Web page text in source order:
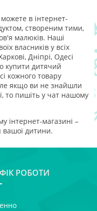
в інтернет-
створеним тими,
малюків. Наші
власників у всіх
Дніпрі, Одесі
купити дитячий
кожного товару
якщо ви не знайшли
то пишіть у чат нашому
інтернет-магазині –
вашої дитини.
РОБОТИ